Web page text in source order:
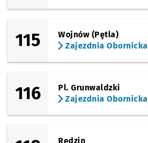
115
Wojnów (Pętla)
Zajezdnia Obornicka
116
Pl. Grunwaldzki
Zajezdnia Obornicka
Rędzin